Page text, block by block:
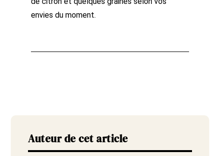
envies du moment.
Auteur de cet article